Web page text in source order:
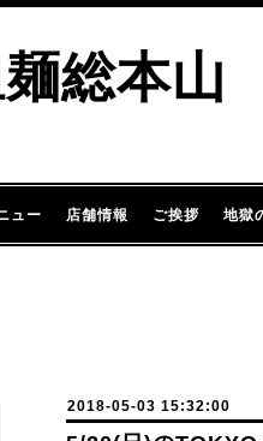
総本山
ュー 店舗情報 ご挨拶 地獄
2018-05-03 15:32:00